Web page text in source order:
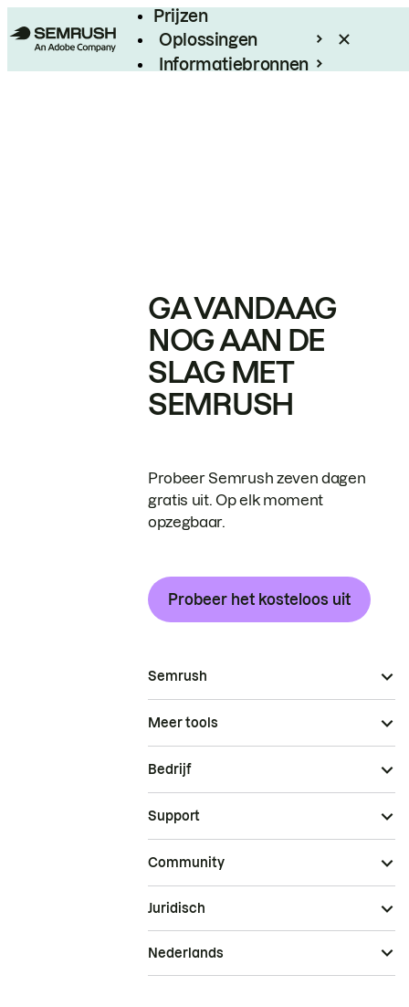
Prijzen
Oplossingen
Informatiebronnen
GA VANDAAG
NOG AAN DE
SLAG MET
SEMRUSH
Probeer Semrush zeven dagen
gratis uit. Op elk moment
opzegbaar.
Probeer het kosteloos uit
Semrush
Meer tools
Bedrijf
Support
Community
Juridisch
Nederlands